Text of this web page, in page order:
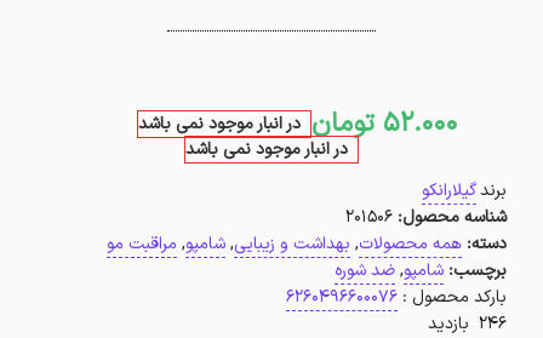
52.000 تومان در انبار موجود نمی باشد
در انبار موجود نمی باشد
برندگیلارانکو
شناسه محصول: 201506
دسته: همه محصولات, بهداشت و زیبایی,شامپو, مراقبت مو
برچسب: شامپو,ضد شوره
بارکد محصول : 6260496600076
246 بازدید